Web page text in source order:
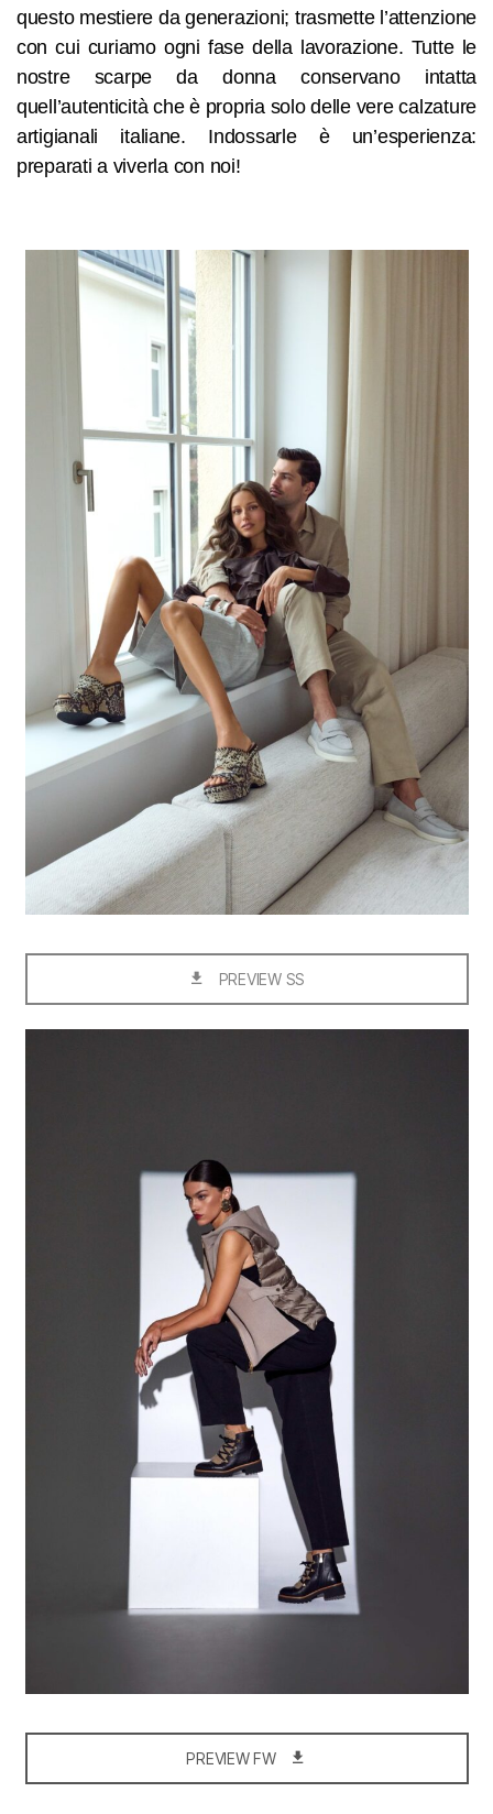
questo mestiere da generazioni; trasmette l’attenzione
con cui curiamo ogni fase della lavorazione. Tutte le
nostre scarpe da donna conservano intatta
quell’autenticità che è propria solo delle vere calzature
artigianali italiane. Indossarle è un’esperienza:
preparati a viverla con noi!
PREVIEW SS
PREVIEW FW